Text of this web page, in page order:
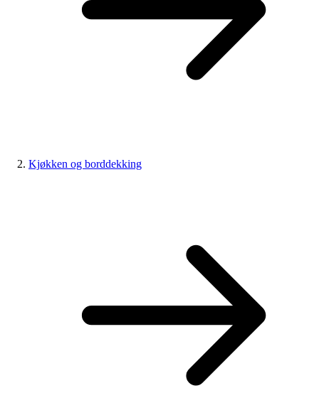
Kjøkken og borddekking